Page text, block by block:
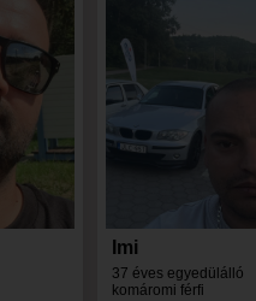
Imi
37 éves egyedülálló
komáromi férfi